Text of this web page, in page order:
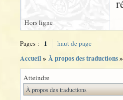
Hors ligne
Pages : 1 haut de page
Accueil» À propos des traductions»
Atteindre